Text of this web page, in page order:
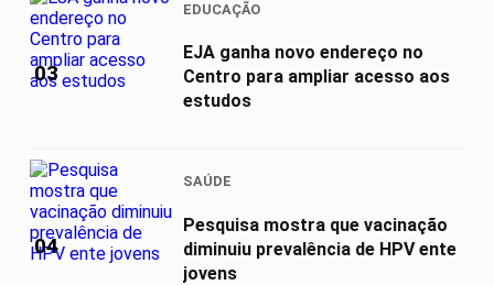
03
EDUCAÇÃO
EJA ganha novo endereço no
Centro para ampliar acesso aos
estudos
04
SAÚDE
Pesquisa mostra que vacinação
diminuiu prevalência de HPV ente
jovens